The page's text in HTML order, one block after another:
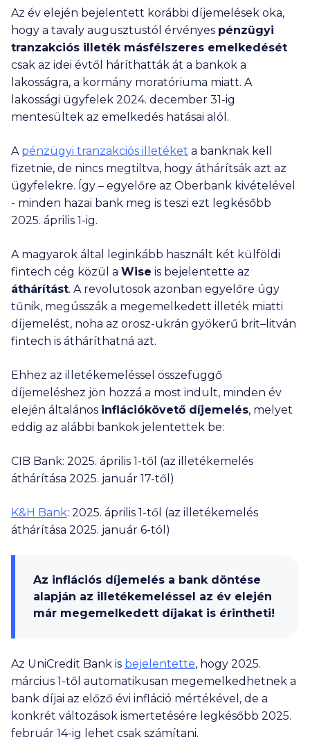
Az év elején bejelentett korábbi díjemelések oka,
hogy a tavaly augusztustól érvényes pénzügyi
tranzakciós illeték másfélszeres emelkedését
csak az idei évtől háríthatták át a bankok a
lakosságra, a kormány moratóriuma miatt. A
lakossági ügyfelek 2024. december 31-ig
mentesültek az emelkedés hatásai alól.
A pénzügyi tranzakciós illetéket a banknak kell
fizetnie, de nincs megtiltva, hogy áthárítsák azt az
ügyfelekre. Így – egyelőre az Oberbank kivételével
- minden hazai bank meg is teszi ezt legkésőbb
2025. április 1-ig.
A magyarok által leginkább használt két külföldi
fintech cég közül a Wise is bejelentette az
áthárítást. A revolutosok azonban egyelőre úgy
tűnik, megússzák a megemelkedett illeték miatti
díjemelést, noha az orosz-ukrán gyökerű brit–litván
fintech is átháríthatná azt.
Ehhez az illetékemeléssel összefüggő
díjemeléshez jön hozzá a most indult, minden év
elején általános inflációkövető díjemelés, melyet
eddig az alábbi bankok jelentettek be:
CIB Bank: 2025. április 1-től (az illetékemelés
áthárítása 2025. január 17-től)
K&H Bank: 2025. április 1-től (az illetékemelés
áthárítása 2025. január 6-tól)
Az inflációs díjemelés a bank döntése
alapján az illetékemeléssel az év elején
már megemelkedett díjakat is érintheti!
Az UniCredit Bank is bejelentette, hogy 2025.
március 1-től automatikusan megemelkedhetnek a
bank díjai az előző évi infláció mértékével, de a
konkrét változások ismertetésére legkésőbb 2025.
február 14-ig lehet csak számítani.